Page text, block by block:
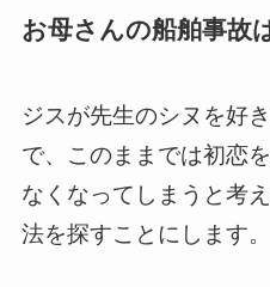
お母さんの船舶事故
ジスが先生のシヌを好
で、このままでは初恋
なくなってしまうと考
法を探すことにします。